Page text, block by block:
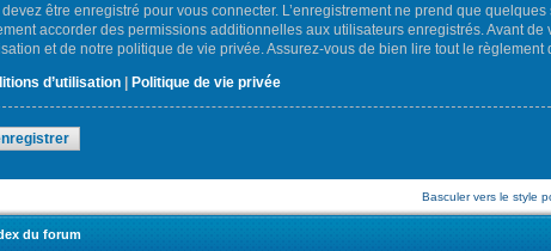
devez être enregistré pour vous connecter. L’enregistrement ne prend que
accorder des permissions additionnelles aux utilisateurs enregistrés. Avant
et de notre politique de vie privée. Assurez-vous de bien lire tout le règlement
d’utilisation | Politique de vie privée
Basculer vers le style
du forum